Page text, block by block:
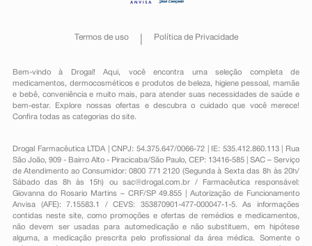
Termos de uso Política de Privacidade
Bem-vindo à Drogal! Aqui, você encontra uma seleção completa de
medicamentos , dermocosméticos e produtos de beleza, higiene pessoal ,mamãe
e bebê, conveniênciae muito mais, para atender suas necessidades de saúde e
bem-estar. Explore nossas ofertas e descubra o cuidado que você merece!
Confira todas as categorias do site.
Drogal Farmacêutica LTDA | CNPJ: 54.375.647/0066-72 | IE: 535.412.860.113 | Rua
São João, 909 - Bairro Alto - Piracicaba/São Paulo, CEP: 13416-585 | SAC – Serviço
de Atendimento ao Consumidor: 0800 771 2120 (Segunda à Sexta das 8h às 20h/
Sábado das 8h às 15h) ou sac@drogal.com.br/ Farmacêutica responsável:
Giovanna do Rosario Martins – CRF/SP 49.855 | Autorização de Funcionamento
Anvisa (AFE): 7.15583.1 / CEVS: 353870901-477-000047-1-5. As informações
contidas neste site, como promoções e ofertas de remédios e medicamentos,
não devem ser usadas para automedicação e não substituem, em hipótese
alguma, a medicação prescrita pelo profissional da área médica. Somente o